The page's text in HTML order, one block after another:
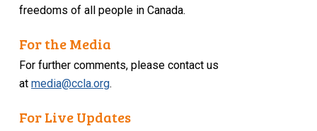
freedoms of all people in Canada.
For the Media
For further comments, please contact us
atmedia@ccla.org.
For Live Updates